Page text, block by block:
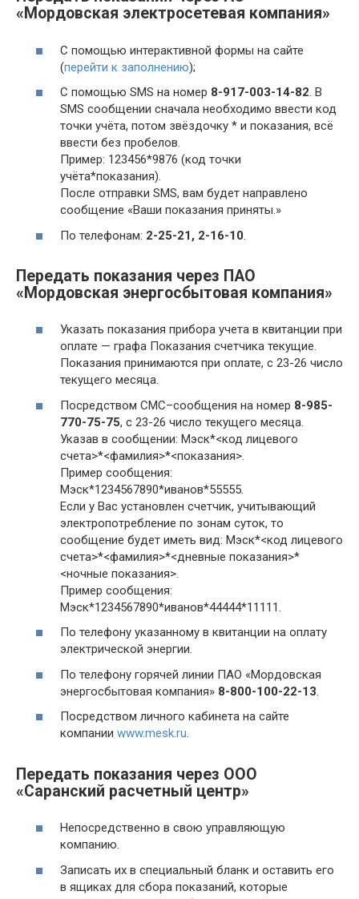
«Мордовская электросетевая компания»
С помощью интерактивной формы на сайте
(перейти к заполнению);
С помощью SMS на номер 8-917-003-14-82. В
SMS сообщении сначала необходимо ввести код
точки учёта, потом звёздочку * и показания, всё
ввести без пробелов.
Пример: 123456*9876 (код точки
учёта*показания).
После отправки SMS, вам будет направлено
сообщение «Ваши показания приняты.»
По телефонам: 2-25-21, 2-16-10
Передать показания через ПАО
«Мордовская энергосбытовая компания»
Указать показания прибора учета в квитанции при
оплате — графа Показания счетчика текущие.
Показания принимаются при оплате, с 23-26 число
текущего месяца.
Посредством СМС–сообщения на номер 8-985-
770-75-75, с 23-26 число текущего месяца.
Указав в сообщении: Мэск*<код лицевого
счета>*<фамилия>*<показания>.
Пример сообщения:
Мэск*1234567890*иванов*55555.
Если у Вас установлен счетчик, учитывающий
электропотребление по зонам суток, то
сообщение будет иметь вид: Мэск*<код лицевого
счета>*<фамилия>*<дневные показания>*
<ночные показания>.
Пример сообщения:
Мэск*1234567890*иванов*44444*11111.
По телефону указанному в квитанции на оплату
электрической энергии.
По телефону горячей линии ПАО «Мордовская
энергосбытовая компания» 8-800-100-22-13.
Посредством личного кабинета на сайте
компании www.mesk.ru.
Передать показания через ООО
«Саранский расчетный центр»
Непосредственно в свою управляющую
компанию.
Записать их в специальный бланк и оставить его
в ящиках для сбора показаний, которые